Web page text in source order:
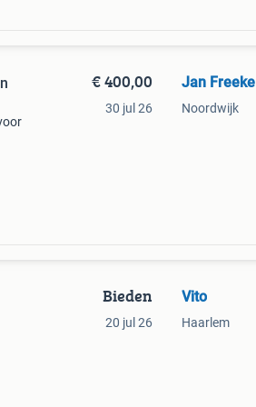
€ 400,00
30 jul 26
Jan Freeke
Noordwijk
Bieden
20 jul 26
Vito
Haarlem